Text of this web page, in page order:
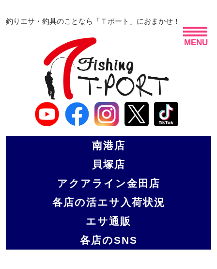
MENU
釣りエサ・釣具のことなら「Ｔポート」におまかせ！
南港店
貝塚店
アクアライン金田店
各店の活エサ入荷状況
エサ通販
各店のSNS